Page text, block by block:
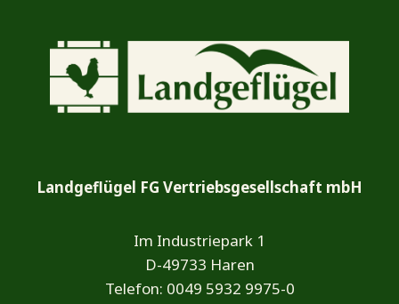
Landgeflügel FG Vertriebsgesellschaft mbH
Im Industriepark 1
D-49733 Haren
Telefon: 0049 5932 9975-0